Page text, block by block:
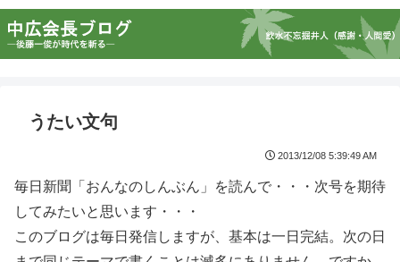
うたい文句
2013/12/08 5:39:49 AM
毎日新聞「おんなのしんぶん」を読んで・・・次号を期待
してみたいと思います・・・
このブログは毎日発信しますが、基本は一日完結。次の日